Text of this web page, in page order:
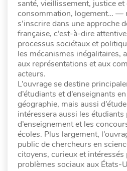
santé, vieillissement, justice
consommation, logement… —
s’inscrire dans une approche
française, c’est-à-dire
processus sociétaux et
les mécanismes inégalitaires,
aux représentations et aux
acteurs.
L’ouvrage se destine
d’étudiants et d’enseignants
géographie, mais aussi
intéressera aussi les
d’enseignement et les
écoles. Plus largement,
public de chercheurs en
citoyens, curieux et intéressés
problèmes sociaux aux États-